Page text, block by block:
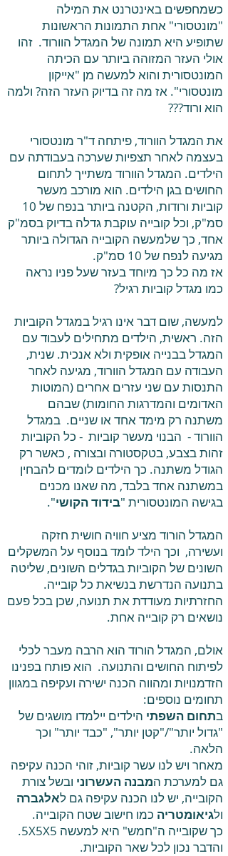
כשמחפשים באינטרנט את המילה
"מונטסורי" אחת התמונות הראשונות
שתופיע היא תמונה של המגדל הוורוד. זהו
אולי העזר המזוהה ביותר עם הכיתה
המונטסורית והוא למעשה מן "אייקון
מונטסורי". אז מה זה בדיוק העזר הזה? ולמה
הוא ורוד???
את המגדל הוורוד, פיתחה ד"ר מונטסורי
בעצמה לאחר תצפיות שערכה בעבודתה עם
הילדים. המגדל הוורוד משתייך לתחום
החושים בגן הילדים. הוא מורכב מעשר
קוביות ורודות, הקטנה ביותר בנפח של 10
סמ"ק, וכל קובייה עוקבת גדלה בדיוק בסמ"ק
אחד, כך שלמעשה הקובייה הגדולה ביותר
מגיעה לנפח של 10 סמ"ק.
אז מה כל כך מיוחד בעזר שעל פניו נראה
כמו מגדל קוביות רגיל?
למעשה, שום דבר אינו רגיל במגדל הקוביות
הזה. ראשית, הילדים מתחילים לעבוד עם
המגדל בבנייה אופקית ולא אנכית. שנית,
העבודה עם המגדל הוורוד, מגיעה לאחר
התנסות עם שני עזרים אחרים (המוטות
האדומים והמדרגות החומות) שבהם
משתנה רק מימד אחד או שניים. במגדל
הוורוד - הבנוי מעשר קוביות - כל הקוביות
זהות בצבע, בטקסטורה ובצורה , כאשר רק
הגודל משתנה. כך הילדים לומדים להבחין
במשתנה אחד בלבד, מה שאנו מכנים
בגישה המונטסורית "בידוד הקושי".
המגדל הורוד מציע חוויה חושית חזקה
ועשירה, וכך הילד לומד בנוסף על המשקלים
השונים של הקוביות בגדלים השונים, שליטה
בתנועה הנדרשת בנשיאת כל קובייה.
החזרתיות מעודדת את תנועה, שכן בכל פעם
נושאים רק קובייה אחת.
אולם, המגדל הורוד הוא הרבה מעבר לכלי
לפיתוח החושים והתנועה. הוא פותח בפנינו
הזדמנויות ומהווה הכנה ישירה ועקיפה במגוון
תחומים נוספים:
בתחום השפתי הילדים יילמדו מושגים של
"גדול יותר"/"קטן יותר", "כבד יותר" וכך
הלאה.
מאחר ויש לנו עשר קוביות, זוהי הכנה עקיפה
גם למערכת המבנה העשרוני ובשל צורת
הקובייה, יש לנו הכנה עקיפה גם לאלגברה
ולגיאומטריה כמו חישוב שטח הקובייה.
כך שקובייה ה"חמש" היא למעשה 5X5X5.
והדבר נכון לכל שאר הקוביות.